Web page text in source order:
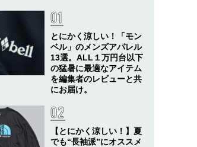
とにかく涼しい！「モン
ベル」のメンズアパレル
13選。ALL１万円台以下
の猛暑に最適なアイテム
を編集者のレビューと共
にお届け。
【とにかく涼しい！】夏
でも“長袖派”にオススメ